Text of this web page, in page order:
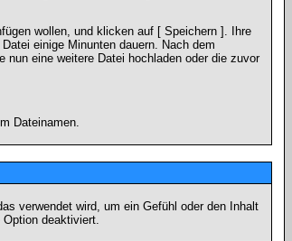
wollen, und klicken auf [ Speichern ]. Ihre
einige Minunten dauern. Nach dem
eine weitere Datei hochladen oder die zuvor
Dateinamen.
verwendet wird, um ein Gefühl oder den Inhalt
deaktiviert.